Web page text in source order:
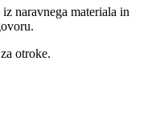
naravnega materiala in
otroke.